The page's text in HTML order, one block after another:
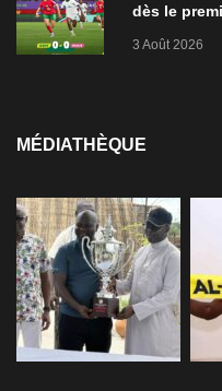
dès le
3 Août 2026
MÉDIATHÈQUE